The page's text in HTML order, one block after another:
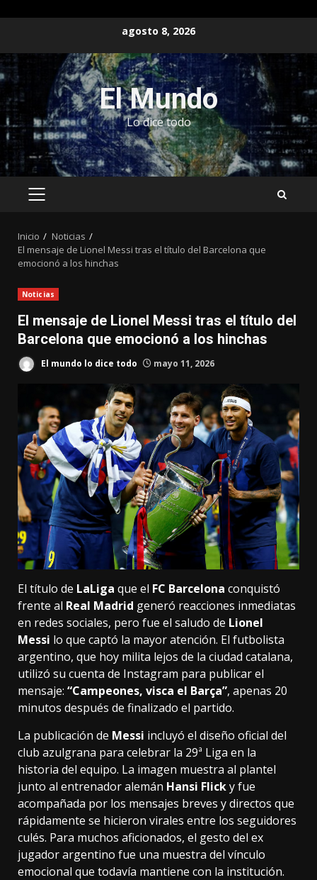
contenido
agosto 8, 2026
El Mundo
Lo dice todo
MENÚ
Inicio
Noticias
El mensaje de Lionel Messi tras el título del Barcelona que
emocionó a los hinchas
Noticias
El mensaje de Lionel Messi tras el título del
Barcelona que emocionó a los hinchas
El mundo lo dice todo mayo 11, 2026
El título de LaLiga que el FC Barcelona conquistó
frente al Real Madrid generó reacciones inmediatas
en redes sociales, pero fue el saludo de Lionel
Messi lo que captó la mayor atención. El futbolista
argentino, que hoy milita lejos de la ciudad catalana,
utilizó su cuenta de Instagram para publicar el
mensaje: “Campeones, visca el Barça”, apenas 20
minutos después de finalizado el partido.
La publicación de Messi incluyó el diseño oficial del
club azulgrana para celebrar la 29ª Liga en la
historia del equipo. La imagen muestra al plantel
junto al entrenador alemán Hansi Flicky fue
acompañada por los mensajes breves y directos que
rápidamente se hicieron virales entre los seguidores
culés. Para muchos aficionados, el gesto del ex
jugador argentino fue una muestra del vínculo
emocional que todavía mantiene con la institución.